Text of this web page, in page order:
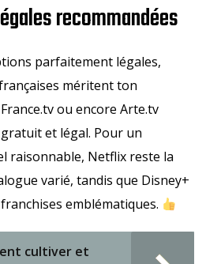
recommandées
parfaitement légales,
méritent ton
ou encore Arte.tv
et légal. Pour un
raisonnable, Netflix reste la
varié, tandis que Disney+
emblématiques.
cultiver et